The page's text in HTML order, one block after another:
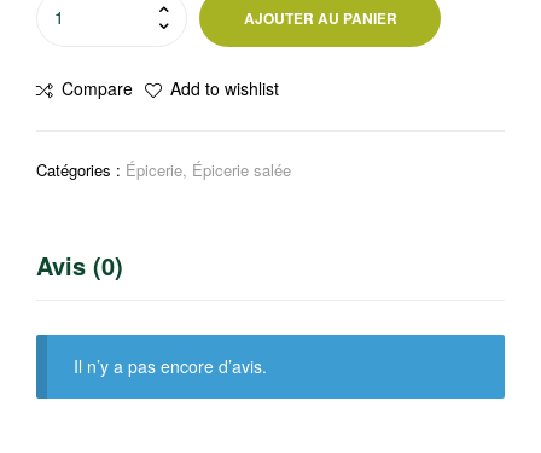
la
AJOUTER AU PANIER
Compare Add to wishlist
Catégories : Épicerie, Épicerie salée
Avis (0)
Il n’y a pas encore d’avis.